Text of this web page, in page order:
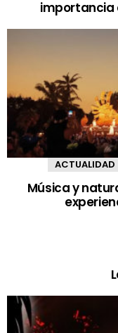
importancia
ACTUALIDAD
Música y